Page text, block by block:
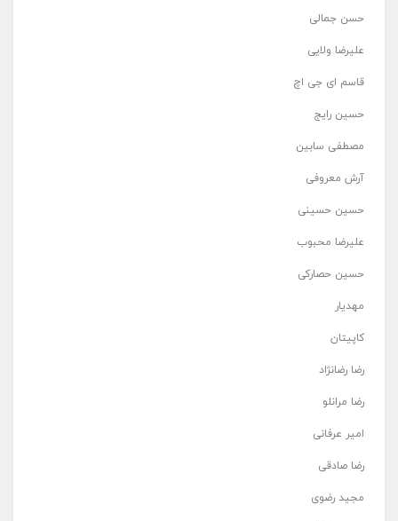
حسن جمالی
علیرضا ولایی
قاسم ای جی اچ
حسین رایج
مصطفی سابین
آرش معروفی
حسین حسینی
علیرضا محبوب
حسین حصارکی
مهدیار
کاپیتان
رضا رضانژاد
رضا مرانلو
امیر عرفانی
رضا صادقی
مجید رضوی